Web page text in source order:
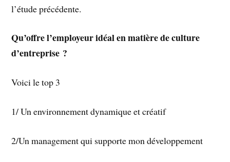
l’étude précédente.
Qu’offre l’employeur idéal en matière de culture
d’entreprise ?
Voici le top 3
1/ Un environnement dynamique et créatif
2/Un management qui supporte mon développement